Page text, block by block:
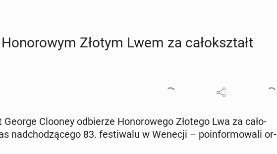
Złotym Lwem za ca­ło­kształt
Clooney od­bie­rze Ho­no­ro­we­go Złotego Lwa za ca­ło­
nad­cho­dzą­ce­go 83. fe­sti­wa­lu w Wenecji – po­in­for­mo­wa­li or­